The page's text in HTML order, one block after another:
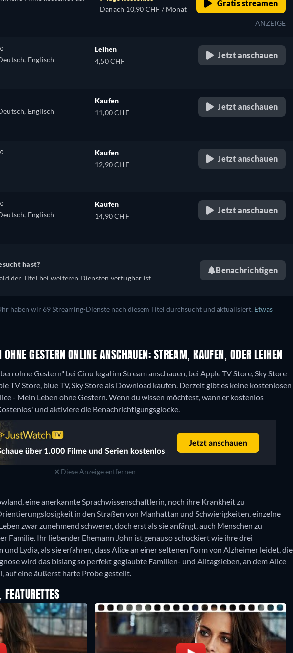
Danach 10,90 CHF / Monat
Gratis streamen
ANZEIGE
Englisch
Leihen
4,50 CHF
Jetzt anschauen
Englisch
Kaufen
11,00 CHF
Jetzt anschauen
Kaufen
12,90 CHF
Jetzt anschauen
Englisch
Kaufen
14,90 CHF
Jetzt anschauen
hast?
der Titel bei weiteren Diensten verfügbar ist.
Benachrichtigen
haben wir 69 Streaming-Dienste nach diesem Titel durchsucht und aktualisiert. Etwas
GESTERN ONLINE ANSCHAUEN: STREAM, KAUFEN, ODER LEIHEN
ohne Gestern" bei Cinu legal im Stream anschauen, bei Apple TV Store, Sky Store
TV Store, blue TV, Sky Store als Download kaufen. Derzeit gibt es keine kostenlosen
- Mein Leben ohne Gestern. Wenn du wissen möchtest, wann er kostenlos
und aktiviere die Benachrichtigungsglocke.
Diese Anzeige entfernen
eine anerkannte Sprachwissenschaftlerin, noch ihre Krankheit zu
in den Straßen von Manhattan und Schwierigkeiten, einzelne
zwar zunehmend schwerer, doch erst als sie anfängt, auch Menschen zu
Familie. Ihr liebender Ehemann John ist genauso schockiert wie ihre drei
und Lydia, als sie erfahren, dass Alice an einer seltenen Form von Alzheimer leidet, die
wird das bislang so perfekt geglaubte Familien- und Alltagsleben, an dem Alice
eine äußerst harte Probe gestellt.